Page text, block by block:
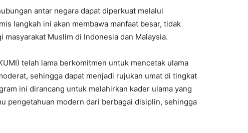
antar negara dapat diperkuat melalui
langkah ini akan membawa manfaat besar, tidak
masyarakat Muslim di Indonesia dan Malaysia.
telah lama berkomitmen untuk mencetak ulama
sehingga dapat menjadi rujukan umat di tingkat
ini dirancang untuk melahirkan kader ulama yang
pengetahuan modern dari berbagai disiplin, sehingga